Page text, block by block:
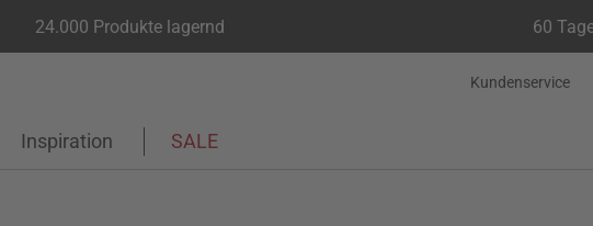
24.000 Produkte lagernd 60
Kundenservice
Inspiration SALE